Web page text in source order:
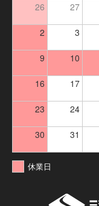
26 27
2 3
9 10
16 17
23 24
30 31
休業日